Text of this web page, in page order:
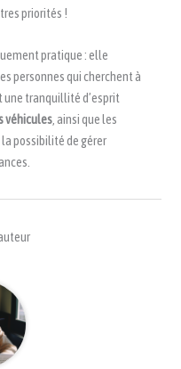
priorités !
pratique : elle
personnes qui cherchent à
tranquillité d’esprit
véhicules , ainsi que les
possibilité de gérer